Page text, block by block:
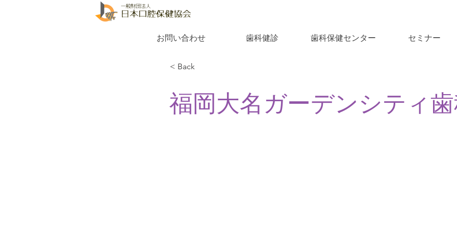
お問い合わせ 歯科健診 歯科保健センター セミナー
< Back
福岡大名ガーデンシティ